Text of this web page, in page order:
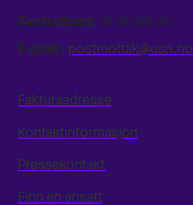
Sentralbord: 31 00 80 00
E-post: postmottak@usn.no
Fakturaadresse
Kontaktinformasjon
Pressekontakt
Finn en ansatt